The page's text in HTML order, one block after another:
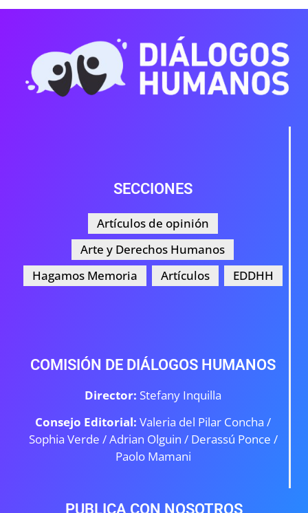
SECCIONES
Artículos de opinión
Arte y Derechos Humanos
Hagamos Memoria
Artículos EDDHH
COMISIÓN DE DIÁLOGOS HUMANOS
Director: Stefany Inquilla
Consejo Editorial: Valeria del Pilar Concha /
Sophia Verde /Adrian Olguin / Derassú Ponce /
Paolo Mamani
PUBLICA CON NOSOTROS